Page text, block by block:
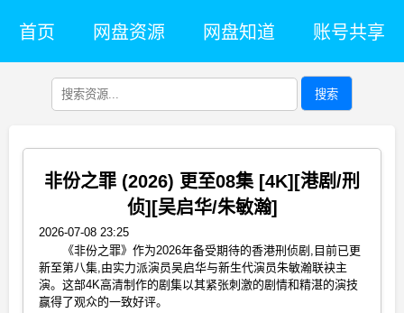
首页 网盘资源 网盘知道 账号共享
搜索
非份之罪 (2026) 更至08集 [4K][港剧/刑
侦][吴启华/朱敏瀚]
2026-07-08 23:25
《非份之罪》作为2026年备受期待的香港刑侦剧,目前已更
新至第八集,由实力派演员吴启华与新生代演员朱敏瀚联袂主
演。这部4K高清制作的剧集以其紧张刺激的剧情和精湛的演技
赢得了观众的一致好评。